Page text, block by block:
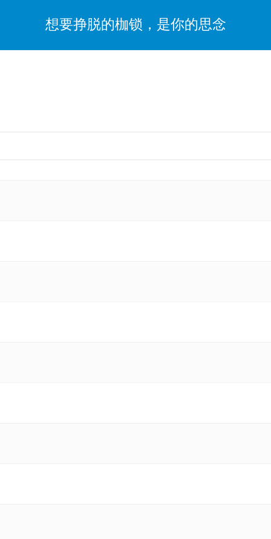
想要挣脱的枷锁，是你的思念